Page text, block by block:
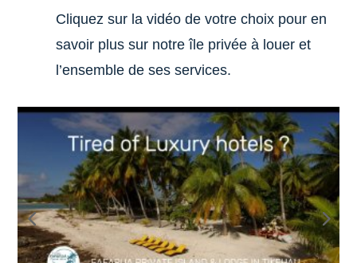
Cliquez sur la vidéo de votre choix pour en
savoir plus sur notre île privée à louer et
l’ensemble de ses services.